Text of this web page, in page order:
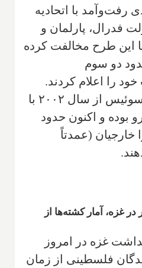
رفت‌وآمد با اتحادیه
فدرال، پارلمان و
این طرح مخالفت کرده
دو سوم
را اعلام کردند.
جمعیت ۹.۱ میلیونی سوئیس از سال ۲۰۰۲ با
بوده و اکنون حدود
(عمدتاً
دیگر در غزه، آمار کشته‌ها از
غزه در امروز
فلسطینی از زمان